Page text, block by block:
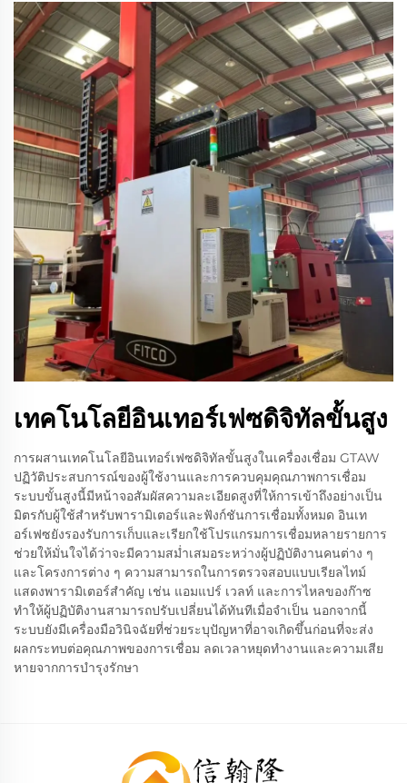
เทคโนโลยีอินเทอร์เฟซดิจิทัลขั้นสูง
การผสานเทคโนโลยีอินเทอร์เฟซดิจิทัลขั้นสูงในเครื่องเชื่อม GTAW
ปฏิวัติประสบการณ์ของผู้ใช้งานและการควบคุมคุณภาพการเชื่อม
ระบบขั้นสูงนี้มีหน้าจอสัมผัสความละเอียดสูงที่ให้การเข้าถึงอย่างเป็น
มิตรกับผู้ใช้สำหรับพารามิเตอร์และฟังก์ชันการเชื่อมทั้งหมด อินเท
อร์เฟซยังรองรับการเก็บและเรียกใช้โปรแกรมการเชื่อมหลายรายการ
ช่วยให้มั่นใจได้ว่าจะมีความสม่ำเสมอระหว่างผู้ปฏิบัติงานคนต่าง ๆ
และโครงการต่าง ๆ ความสามารถในการตรวจสอบแบบเรียลไทม์
แสดงพารามิเตอร์สำคัญ เช่น แอมแปร์ เวลท์ และการไหลของก๊าซ
ทำให้ผู้ปฏิบัติงานสามารถปรับเปลี่ยนได้ทันทีเมื่อจำเป็น นอกจากนี้
ระบบยังมีเครื่องมือวินิจฉัยที่ช่วยระบุปัญหาที่อาจเกิดขึ้นก่อนที่จะส่ง
ผลกระทบต่อคุณภาพของการเชื่อม ลดเวลาหยุดทำงานและความเสีย
หายจากการบำรุงรักษา